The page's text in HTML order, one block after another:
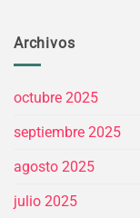
Archivos
octubre 2025
septiembre 2025
agosto 2025
julio 2025